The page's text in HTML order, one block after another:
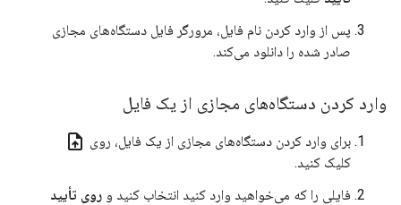
پس از وارد کردن نام فایل، مرورگر فایل دستگاه‌های مجازی
صادر شده را دانلود می‌کند.
وارد کردن دستگاه‌های مجازی از یک فایل
برای وارد کردن دستگاه‌های مجازی از یک فایل، روی upload_file
کلیک کنید.
فایلی را که می‌خواهید وارد کنید انتخاب کنید و روی تأیید